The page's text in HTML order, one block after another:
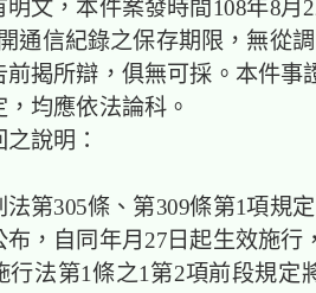
明文，本件案發時間108年8月
通信紀錄之保存期限，無從
揭所辯，俱無可採。本件事
均應依法論科。
說明：
第305條、第309條第1項規
布，自同年月27日起生效施行
行法第1條之1第2項前段規定